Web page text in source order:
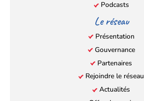
Podcasts
Le réseau
Présentation
Gouvernance
Partenaires
Rejoindre le réseau
Actualités